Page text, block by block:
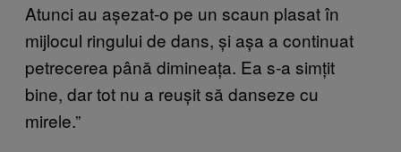
Atunci au așezat-o pe un scaun plasat în
mijlocul ringului de dans, și așa a continuat
petrecerea până dimineața. Ea s-a simțit
bine, dar tot nu a reușit să danseze cu
mirele.”